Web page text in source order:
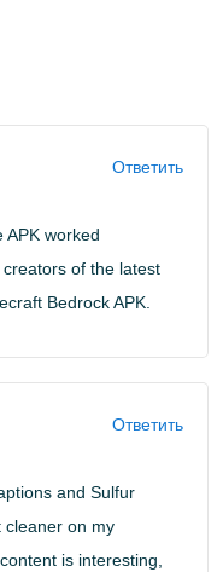
железе.
APK worked
of the latest
Bedrock APK.
Ответить
and Sulfur
cleaner on my
is interesting,
Ответить